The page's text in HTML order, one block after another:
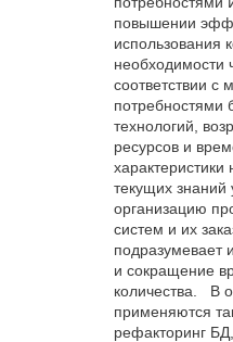
повышении
использования
необходимости
соответствии
потребностями
технологий,
ресурсов и
текущих знаний
организацию
систем и их
подразумевает
и сокращение
количества. В
применяются
рефакторинг